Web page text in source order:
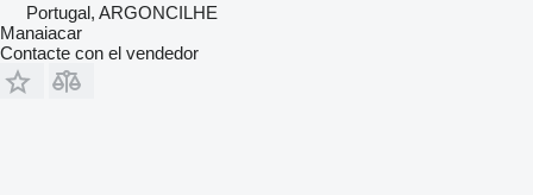
Portugal, ARGONCILHE
Manaiacar
Contacte con el vendedor